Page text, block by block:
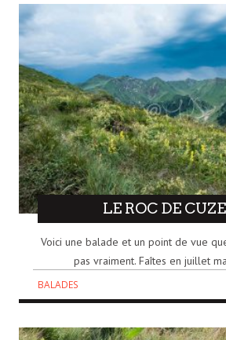
LE ROC DE
Voici une balade et un point de vue
pas vraiment. Faîtes en juillet
BALADES